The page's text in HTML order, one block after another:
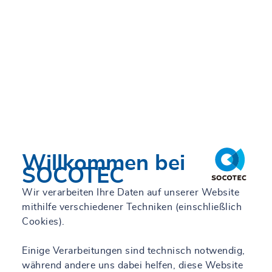
Willkommen bei
SOCOTEC
Wir verarbeiten Ihre Daten auf unserer Website
mithilfe verschiedener Techniken (einschließlich
Cookies).
Einige Verarbeitungen sind technisch notwendig,
während andere uns dabei helfen, diese Website